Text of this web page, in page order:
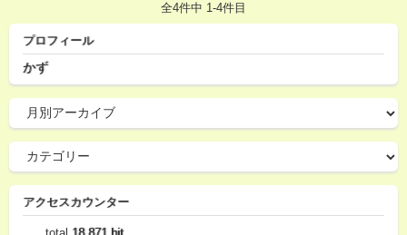
全4件中 1-4件目
プロフィール
かず
アクセスカウンター